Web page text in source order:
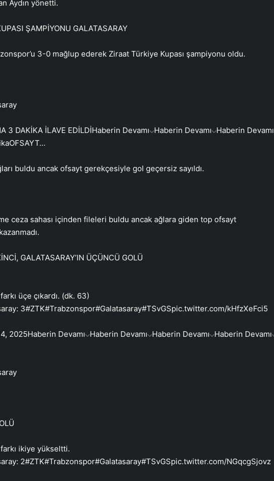
Aydın yönetti.
ŞAMPİYONU GALATASARAY
3-0 mağlup ederek Ziraat Türkiye Kupası şampiyonu oldu.
3 DAKİKA İLAVE EDİLDİHaberin Devamı Haberin Devamı Haberin Devamı
OFSAYT…
buldu ancak ofsayt gerekçesiyle gol geçersiz sayıldı.
ceza sahası içinden fileleri buldu ancak ağlara giden top ofsayt
GALATASARAY’IN ÜÇÜNCÜ GOLÜ
üçe çıkardı. (dk. 63)
3#ZTK#Trabzonspor#Galatasaray#TSvGSpic.twitter.com/kHfzXeFci5
2025Haberin Devamı Haberin Devamı Haberin Devamı Haberin Devamı
ikiye yükseltti.
2#ZTK#Trabzonspor#Galatasaray#TSvGSpic.twitter.com/NGqcgSjovz